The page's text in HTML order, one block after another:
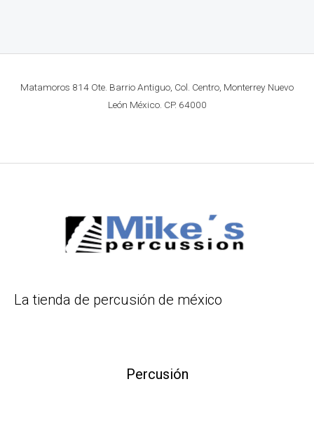
Matamoros 814 Ote. Barrio Antiguo, Col. Centro, Monterrey Nuevo
León México. CP. 64000
La tienda de percusión de méxico
Percusión